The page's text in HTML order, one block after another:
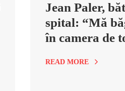
Jean Paler,
spital: “Mă
în camera de
READ MORE